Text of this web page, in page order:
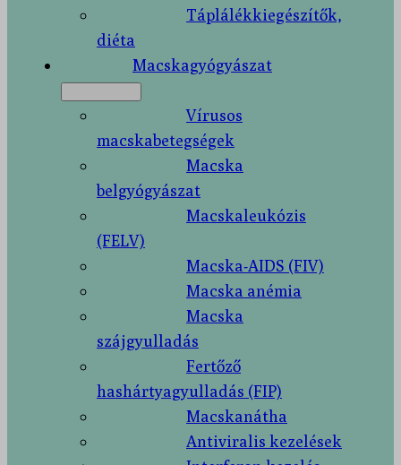
Táplálékkiegészítők,
diéta
Macskagyógyászat
Vírusos
macskabetegségek
Macska
belgyógyászat
Macskaleukózis
(FELV)
Macska-AIDS (FIV)
Macska anémia
Macska
szájgyulladás
Fertőző
hashártyagyulladás (FIP)
Macskanátha
Antiviralis kezelések